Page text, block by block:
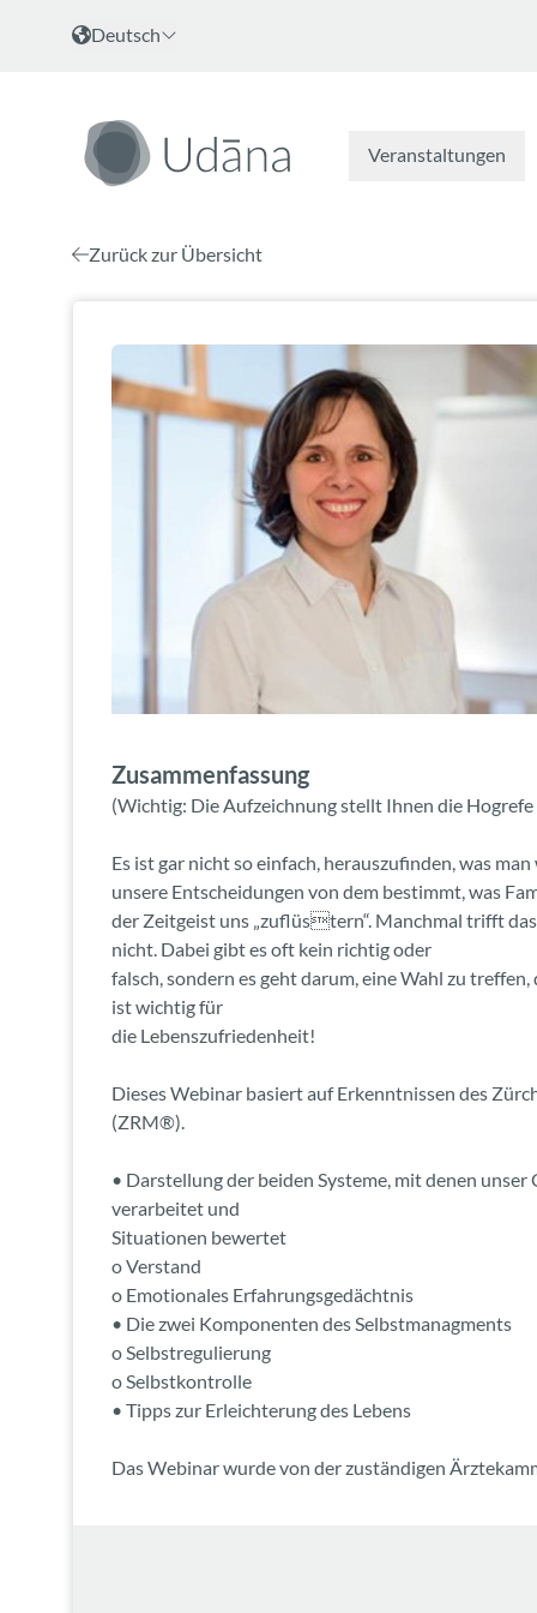
Zum Inhalt
Sprache wählen
Deutsch
Veranstaltungen
Zurück zur Übersicht
Zusammenfassung
(Wichtig: Die Aufzeichnung stellt Ihnen die
Es ist gar nicht so einfach, herauszufinden, was
unsere Entscheidungen von dem bestimmt, was
der Zeitgeist uns „zuflüstern“. Manchmal trifft
nicht. Dabei gibt es oft kein richtig oder
falsch, sondern es geht darum, eine Wahl zu treffen,
ist wichtig für
die Lebenszufriedenheit!
Dieses Webinar basiert auf Erkenntnissen des
(ZRM®).
• Darstellung der beiden Systeme, mit denen
verarbeitet und
Situationen bewertet
o Verstand
o Emotionales Erfahrungsgedächtnis
• Die zwei Komponenten des Selbstmanagments
o Selbstregulierung
o Selbstkontrolle
• Tipps zur Erleichterung des Lebens
Das Webinar wurde von der zuständigen